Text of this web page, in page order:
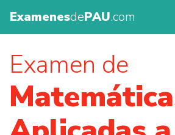
ExamenesdePAU.com
Examen de